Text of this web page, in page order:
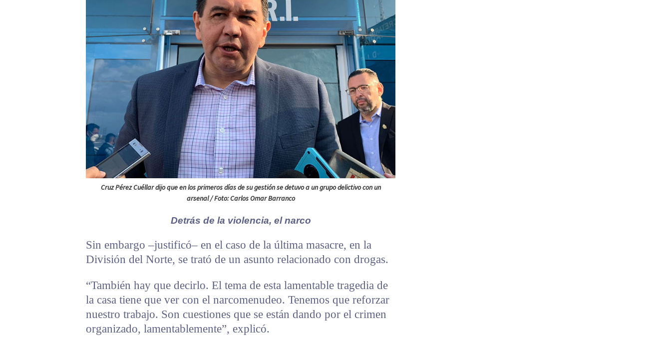
Cruz Pérez Cuéllar dijo que en los primeros días de su gestión se detuvo a un grupo delictivo con un
arsenal / Foto: Carlos Omar Barranco
Detrás de la violencia, el narco
Sin embargo –justificó– en el caso de la última masacre, en la
División del Norte, se trató de un asunto relacionado con drogas.
“También hay que decirlo. El tema de esta lamentable tragedia de
la casa tiene que ver con el narcomenudeo. Tenemos que reforzar
nuestro trabajo. Son cuestiones que se están dando por el crimen
organizado, lamentablemente”, explicó.